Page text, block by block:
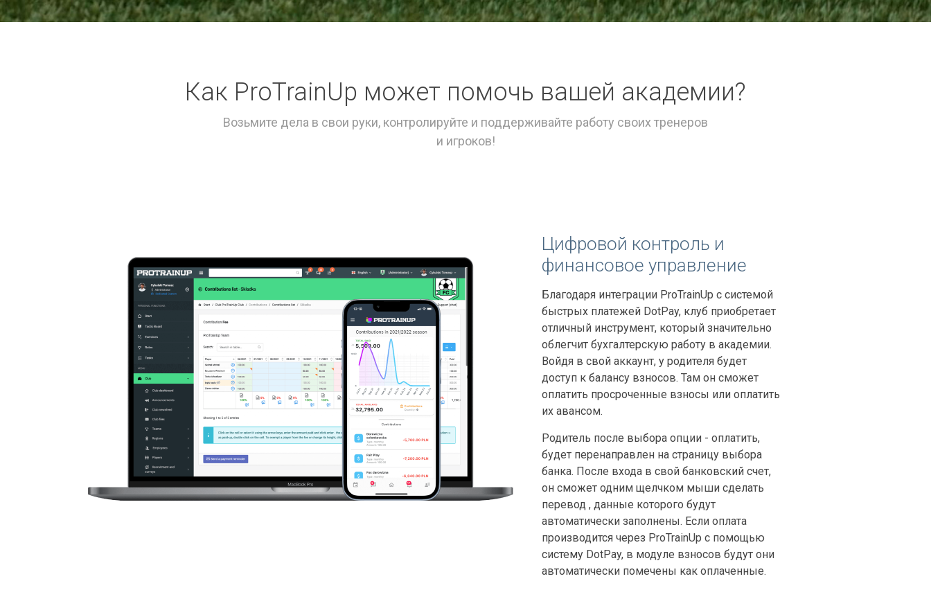
Как ProTrainUp может помочь вашей академии?
Возьмите дела в свои руки, контролируйте и поддерживайте работу своих тренеров
и игроков!
Цифровой контроль и
финансовое управление
Благодаря интеграции ProTrainUp с системой
быстрых платежей DotPay, клуб приобретает
отличный инструмент, который значительно
облегчит бухгалтерскую работу в академии.
Войдя в свой аккаунт, у родителя будет
доступ к балансу взносов. Там он сможет
оплатить просроченные взносы или оплатить
их авансом.
Родитель после выбора опции - оплатить,
будет перенаправлен на страницу выбора
банка. После входа в свой банковский счет,
он сможет одним щелчком мыши сделать
перевод , данные которого будут
автоматически заполнены. Если оплата
производится через ProTrainUp с помощью
систему DotPay, в модуле взносов будут они
автоматически помечены как оплаченные.